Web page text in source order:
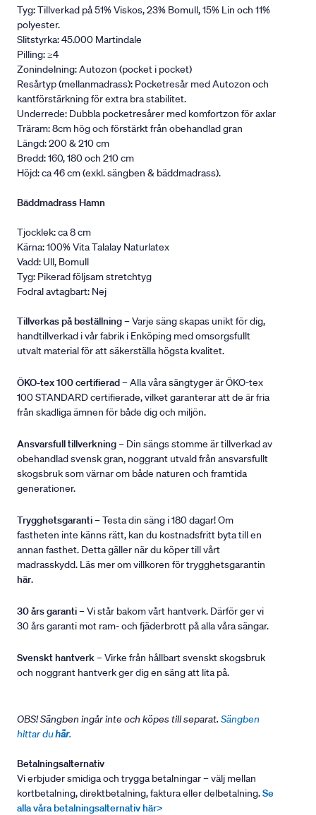
Tyg: Tillverkad på 51% Viskos, 23% Bomull, 15% Lin och 11%
polyester.
Slitstyrka: 45.000 Martindale
Pilling: ≥4
Zonindelning: Autozon (pocket i pocket)
Resårtyp (mellanmadrass): Pocketresår med Autozon och
kantförstärkning för extra bra stabilitet.
Underrede: Dubbla pocketresårer med komfortzon för axlar
Träram: 8cm hög och förstärkt från obehandlad gran
Längd: 200 & 210 cm
Bredd: 160, 180 och 210 cm
Höjd: ca 46 cm (exkl. sängben & bäddmadrass).
Bäddmadrass Hamn
Tjocklek: ca 8 cm
Kärna: 100% Vita Talalay Naturlatex
Vadd: Ull, Bomull
Tyg: Pikerad följsam stretchtyg
Fodral avtagbart: Nej
Tillverkas på beställning– Varje säng skapas unikt för dig,
handtillverkad i vår fabrik i Enköping med omsorgsfullt
utvalt material för att säkerställa högsta kvalitet.
ÖKO-tex 100 certifierad– Alla våra sängtyger är ÖKO-tex
100 STANDARD certifierade, vilket garanterar att de är fria
från skadliga ämnen för både dig och miljön.
Ansvarsfull tillverkning– Din sängs stomme är tillverkad av
obehandlad svensk gran, noggrant utvald från ansvarsfullt
skogsbruk som värnar om både naturen och framtida
generationer.
Trygghetsgaranti– Testa din säng i 180 dagar! Om
fastheten inte känns rätt, kan du kostnadsfritt byta till en
annan fasthet. Detta gäller när du köper till vårt
madrasskydd. Läs mer om villkoren för trygghetsgarantin
här.
30 års garanti– Vi står bakom vårt hantverk. Därför ger vi
30 års garanti mot ram- och fjäderbrott på alla våra sängar.
Svenskt hantverk– Virke från hållbart svenskt skogsbruk
och noggrant hantverk ger dig en säng att lita på.
OBS! Sängben ingår inte och köpes till separat. Sängben
hittar duhär.
Betalningsalternativ
Vi erbjuder smidiga och trygga betalningar – välj mellan
kortbetalning, direktbetalning, faktura eller delbetalning.Se
alla våra betalningsalternativ här>